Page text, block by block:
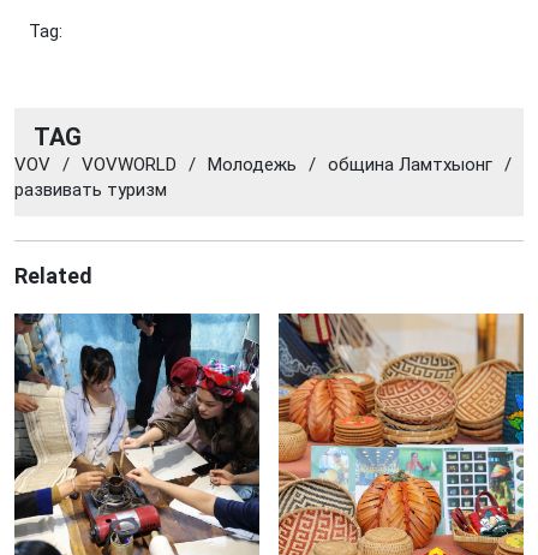
Tag:
TAG
VOV / VOVWORLD / Молодежь / община Ламтхыонг /
развивать туризм
Related